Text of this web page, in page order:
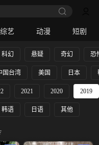
综艺 动漫 短剧
科幻 悬疑 奇幻 恐
国台湾 美国 日本
2021 2020 2019
韩语 日语 其他